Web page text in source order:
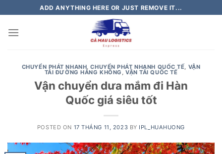
to
content
ADD ANYTHING HERE OR JUST REMOVE IT...
CHUYỂN PHÁT NHANH,CHUYỂN PHÁT NHANH QUỐC TẾ, VẬN
TẢI ĐƯỜNG HÀNG KHÔNG , VẬN TẢI QUỐC TẾ
Vận chuyển dưa mắm đi Hàn
Quốc giá siêu tốt
POSTED ON 17 THÁNG 11, 2023 BY IPL_HUAHUONG